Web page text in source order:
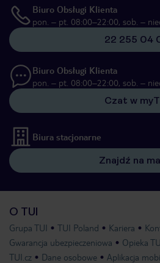
Biuro Obsługi Klienta
pon. – pt. 08:00–22:00, sob. –
22 255 04
Biuro Obsługi Klienta
pon. – pt. 08:00–22:00, sob. –
Czat w
Biura stacjonarne
Znajdź na
O TUI
Grupa TUI TUI Poland Kariera
Gwarancja ubezpieczeniowa
Opieka
TUI.cz
Dane osobowe Aplikacja